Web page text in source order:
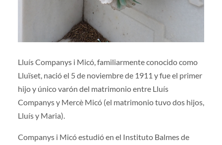
Lluís Companys i Micó, familiarmente conocido como
Lluïset, nació el 5 de noviembre de 1911 y fue el primer
hijo y único varón del matrimonio entre Lluís
Companys y Mercè Micó (el matrimonio tuvo dos hijos,
Lluís y Maria).
Companys i Micó estudió en el Instituto Balmes de